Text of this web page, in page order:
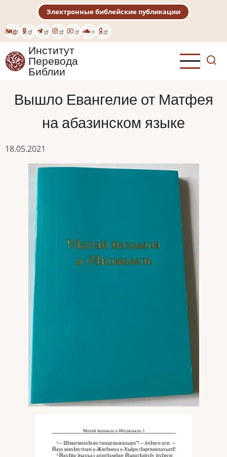
основному
содержанию
Eng
Электронные библейские публикации
Институт
Перевода
Библии
Вышло Евангелие от Матфея
на абазинском языке
18.05.2021